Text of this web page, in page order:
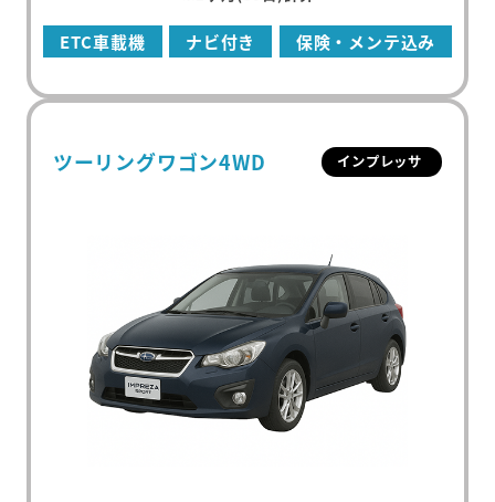
ETC車載機 ナビ付き 保険・メンテ込み
ツーリングワゴン4WD インプレッサ